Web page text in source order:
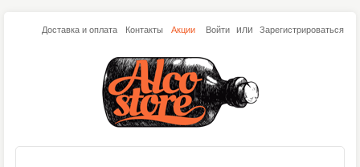
Доставка и оплата Контакты Акции Войти или Зарегистрироваться